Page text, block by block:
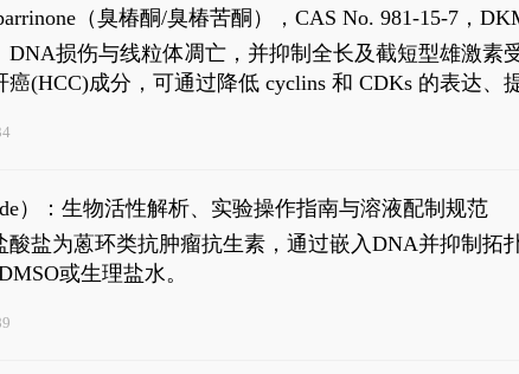
（臭椿酮/臭椿苦酮），CAS No. 981-15-7，
损伤与线粒体凋亡，并抑制全长及截短型雄激素
癌(HCC)成分，可通过降低 cyclins 和 CDKs 的表达
成型活性截断AR剪接变体(AR-Vs, AR1-651)的抑制剂
）：生物活性解析、实验操作指南与溶液配制规范
酸盐为蒽环类抗肿瘤抗生素，通过嵌入DNA并抑制
或生理盐水。